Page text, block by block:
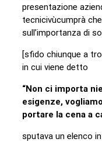
presentazione
tecnicivùcumprà
sull’importanza di
[sfido chiunque a
in cui viene detto
“Non ci importa
esigenze,
portare la cena a
sputava un elenco